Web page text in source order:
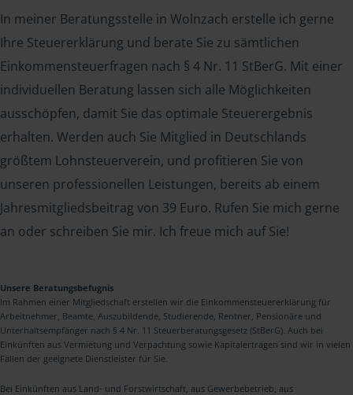
In meiner Beratungsstelle in Wolnzach erstelle ich gerne
Ihre Steuererklärung und berate Sie zu sämtlichen
Einkommensteuerfragen nach § 4 Nr. 11 StBerG. Mit einer
individuellen Beratung lassen sich alle Möglichkeiten
ausschöpfen, damit Sie das optimale Steuerergebnis
erhalten. Werden auch Sie Mitglied in Deutschlands
größtem Lohnsteuerverein, und profitieren Sie von
unseren professionellen Leistungen, bereits ab einem
Jahresmitgliedsbeitrag von 39 Euro. Rufen Sie mich gerne
an oder schreiben Sie mir. Ich freue mich auf Sie!
Unsere Beratungsbefugnis
Im Rahmen einer Mitgliedschaft erstellen wir die Einkommensteuererklärung für
Arbeitnehmer, Beamte, Auszubildende, Studierende, Rentner, Pensionäre und
Unterhaltsempfänger nach § 4 Nr. 11 Steuerberatungsgesetz (StBerG). Auch bei
Einkünften aus Vermietung und Verpachtung sowie Kapitalerträgen sind wir in vielen
Fällen der geeignete Dienstleister für Sie.
Bei Einkünften aus Land- und Forstwirtschaft, aus Gewerbebetrieb, aus